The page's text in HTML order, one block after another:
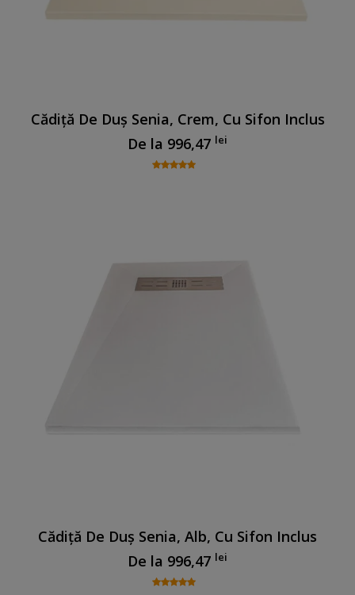
Cădiță De Duș Senia, Crem, Cu Sifon Inclus
De la 996,47 lei
Cădiță De Duș Senia, Alb, Cu Sifon Inclus
De la 996,47 lei